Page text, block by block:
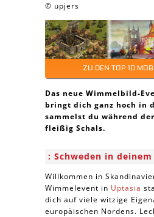
© upjers
ZU DEN TOP 10
Das neue Wimmelbild-
bringt dich ganz hoch in
sammelst du während
fleißig Schals.
Schweden in
Willkommen in
Wimmelevent in Uptasia
dich auf viele witzige
europäischen Nordens.